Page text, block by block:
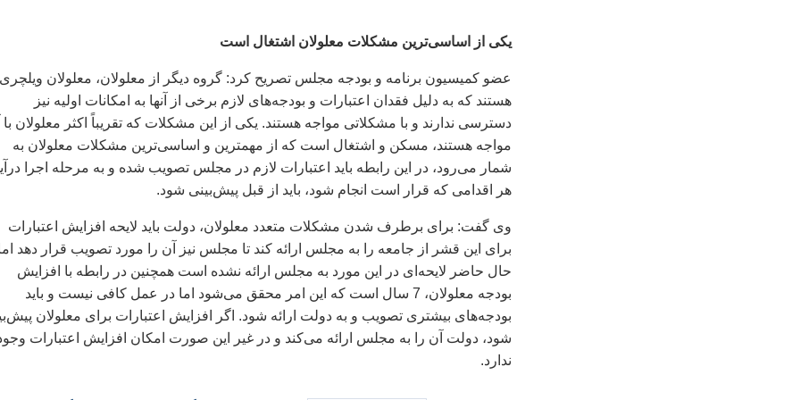
یکی از اساسی‌ترین مشکلات معلولان اشتغال است
عضو کمیسیون برنامه و بودجه مجلس تصریح کرد: گروه دیگر از معلولان، معلولان ویلچری
هستند که به دلیل فقدان اعتبارات و بودجه‌های لازم برخی از آنها به امکانات اولیه نیز
دسترسی ندارند و با مشکلاتی مواجه هستند. یکی از این مشکلات که تقریباً اکثر معلولان با
مواجه هستند، مسکن و اشتغال است که از مهمترین و اساسی‌ترین مشکلات معلولان به
شمار می‌رود، در این رابطه باید اعتبارات لازم در مجلس تصویب شده و به مرحله اجرا
هر اقدامی که قرار است انجام شود، باید از قبل پیش‌بینی شود.
وی گفت: برای برطرف شدن مشکلات متعدد معلولان، دولت باید لایحه افزایش اعتبارات
برای این قشر از جامعه را به مجلس ارائه کند تا مجلس نیز آن را مورد تصویب قرار دهد
حال حاضر لایحه‌ای در این مورد به مجلس ارائه نشده است همچنین در رابطه با افزایش
بودجه معلولان، 7 سال است که این امر محقق می‌شود اما در عمل کافی نیست و باید
بودجه‌های بیشتری تصویب و به دولت ارائه شود. اگر افزایش اعتبارات برای معلولان
شود، دولت آن را به مجلس ارائه می‌کند و در غیر این صورت امکان افزایش اعتبارات
ندارد.